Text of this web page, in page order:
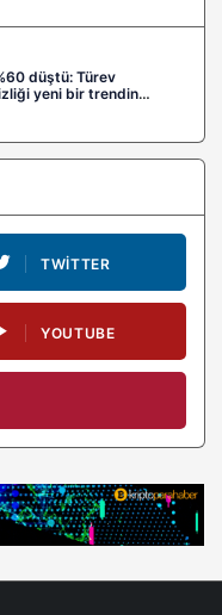
düştü: Türev
yeni bir trendin
TWITTER
YOUTUBE